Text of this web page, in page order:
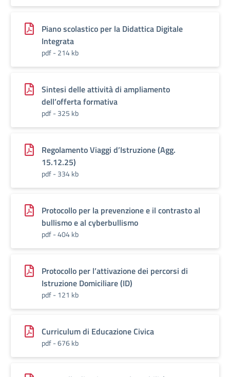
Piano scolastico per la Didattica Digitale
Integrata
pdf - 214 kb
Sintesi delle attività di ampliamento
dell’offerta formativa
pdf - 325 kb
Regolamento Viaggi d’Istruzione (Agg.
15.12.25)
pdf - 334 kb
Protocollo per la prevenzione e il contrasto al
bullismo e al cyberbullismo
pdf - 404 kb
Protocollo per l’attivazione dei percorsi di
Istruzione Domiciliare (ID)
pdf - 121 kb
Curriculum di Educazione Civica
pdf - 676 kb